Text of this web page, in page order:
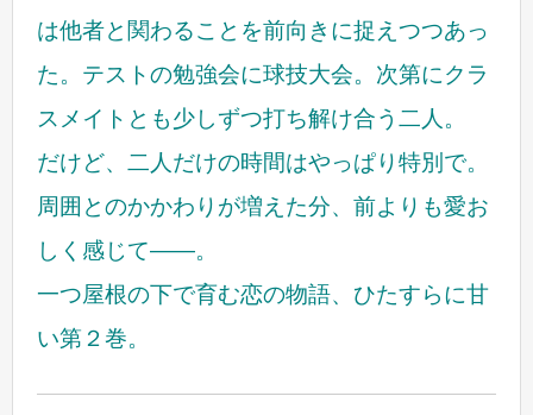
は他者と関わることを前向きに捉えつつあっ
た。テストの勉強会に球技大会。次第にクラ
スメイトとも少しずつ打ち解け合う二人。
だけど、二人だけの時間はやっぱり特別で。
周囲とのかかわりが増えた分、前よりも愛お
しく感じて――。
一つ屋根の下で育む恋の物語、ひたすらに甘
い第２巻。